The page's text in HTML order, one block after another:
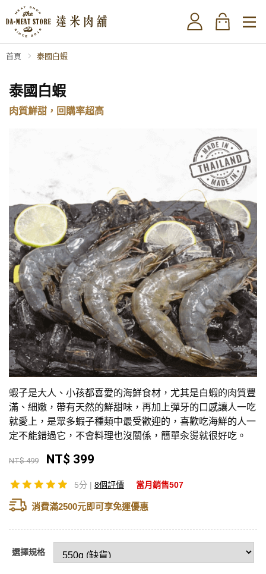
首頁 泰國白蝦
泰國白蝦
肉質鮮甜，回購率超高
蝦子是大人、小孩都喜愛的海鮮食材，尤其是白蝦的肉質豐
滿、細嫩，帶有天然的鮮甜味，再加上彈牙的口感讓人一吃
就愛上，是眾多蝦子種類中最受歡迎的，喜歡吃海鮮的人一
定不能錯過它，不會料理也沒關係，簡單汆燙就很好吃。
NT$ 499 NT$ 399
5分 | 8個評價 當月銷售507
消費滿2500元即可享免運優惠
選擇規格